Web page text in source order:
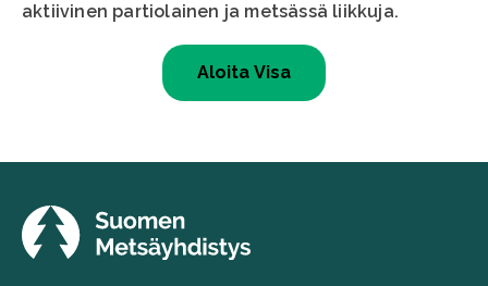
aktiivinen partiolainen ja metsässä liikkuja.